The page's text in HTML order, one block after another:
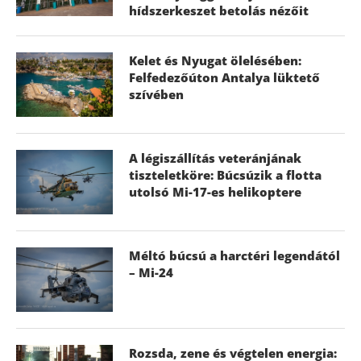
hídszerkeszet betolás nézőit
Kelet és Nyugat ölelésében:
Felfedezőúton Antalya lüktető
szívében
A légiszállítás veteránjának
tiszteletköre: Búcsúzik a flotta
utolsó Mi-17-es helikoptere
Méltó búcsú a harctéri legendától
– Mi-24
Rozsda, zene és végtelen energia: